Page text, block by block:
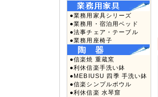
●業務用家具シリーズ
●業務用・宿泊用ベッド
●法事チェア・テーブル
●業務用座椅子
●信楽焼 重蔵窯
●利休信楽手洗い鉢
●MEBIUSU 四季 手洗い鉢
●信楽シンプルボウル
●利休信楽 水琴窟